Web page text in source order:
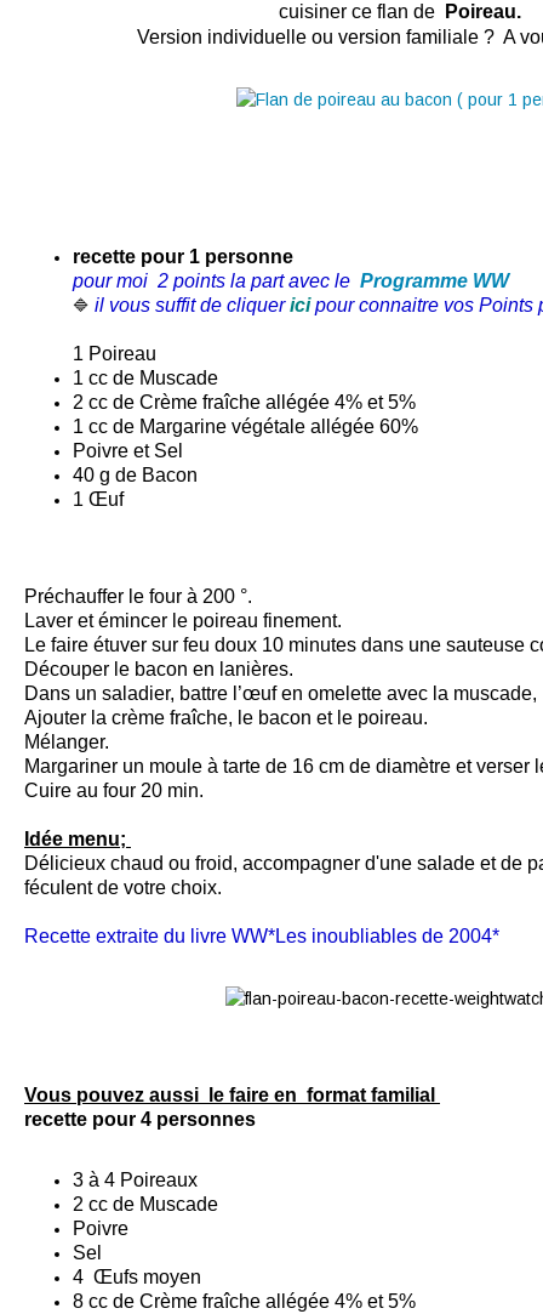
cuisiner ce flan de
Poireau.
Version individuelle ou version familiale ? A
recette pour 1 personne
pour moi 2 points la partavec le Programme WW
🔷 il vous suffit de cliquer icipour connaitre vos Points
1 Poireau
1 cc de Muscade
2 cc de Crème fraîche allégée 4% et 5%
1 cc de Margarine végétale allégée 60%
Poivre et Sel
40 g de Bacon
1 Œuf
Préchauffer le four à 200 °.
Laver et émincer le poireau finement.
Le faire étuver sur feu doux 10 minutes dans une sauteuse
Découper le bacon en lanières.
Dans un saladier, battre l’œuf en omelette avec la
Ajouter la crème fraîche, le bacon et le poireau.
Mélanger.
Margariner un moule à tarte de 16 cm de diamètre et verser
Cuire au four 20 min.
Idée menu;
Délicieux chaud ou froid, accompagner d'une salade et de
féculent de votre choix.
Recette extraite du livre WW*Les inoubliables de 2004*
Vous pouvez aussi le faire en format familial
recette pour 4 personnes
3 à 4 Poireaux
2 cc de Muscade
Poivre
Sel
4 Œufs moyen
8 cc de Crème fraîche allégée 4% et 5%